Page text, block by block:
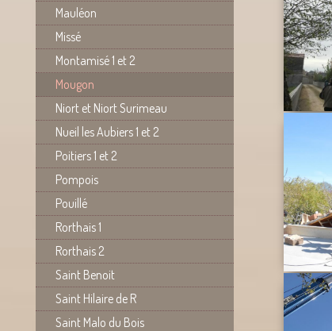
Mauléon
Missé
Montamisé 1 et 2
Mougon
Niort et Niort Surimeau
Nueil les Aubiers 1 et 2
Poitiers 1 et 2
Pompois
Pouillé
Rorthais 1
Rorthais 2
Saint Benoit
Saint Hilaire de R
Saint Malo du Bois